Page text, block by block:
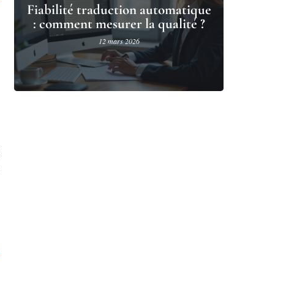
Fiabilité traduction automatique
: comment mesurer la qualité ?
12 mars 2026